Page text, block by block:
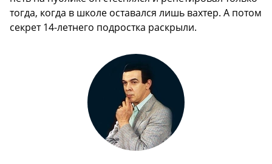
тогда, когда в школе оставался лишь вахтер. А потом
секрет 14-летнего подростка раскрыли.